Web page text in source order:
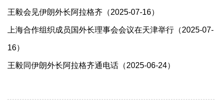
王毅会见伊朗外长阿拉格齐（2025-07-16）
上海合作组织成员国外长理事会会议在天津举行（2025-07-
16）
王毅同伊朗外长阿拉格齐通电话（2025-06-24）